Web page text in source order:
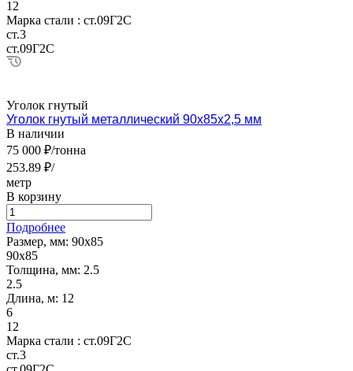
12
Марка стали : ст.09Г2С
ст.3
ст.09Г2С
Уголок гнутый
Уголок гнутый металлический 90х85х2,5 мм
В наличии
75 000 ₽/тонна
253.89 ₽/
метр
В корзину
Подробнее
Размер, мм: 90х85
90х85
Толщина, мм: 2.5
2.5
Длина, м: 12
6
12
Марка стали : ст.09Г2С
ст.3